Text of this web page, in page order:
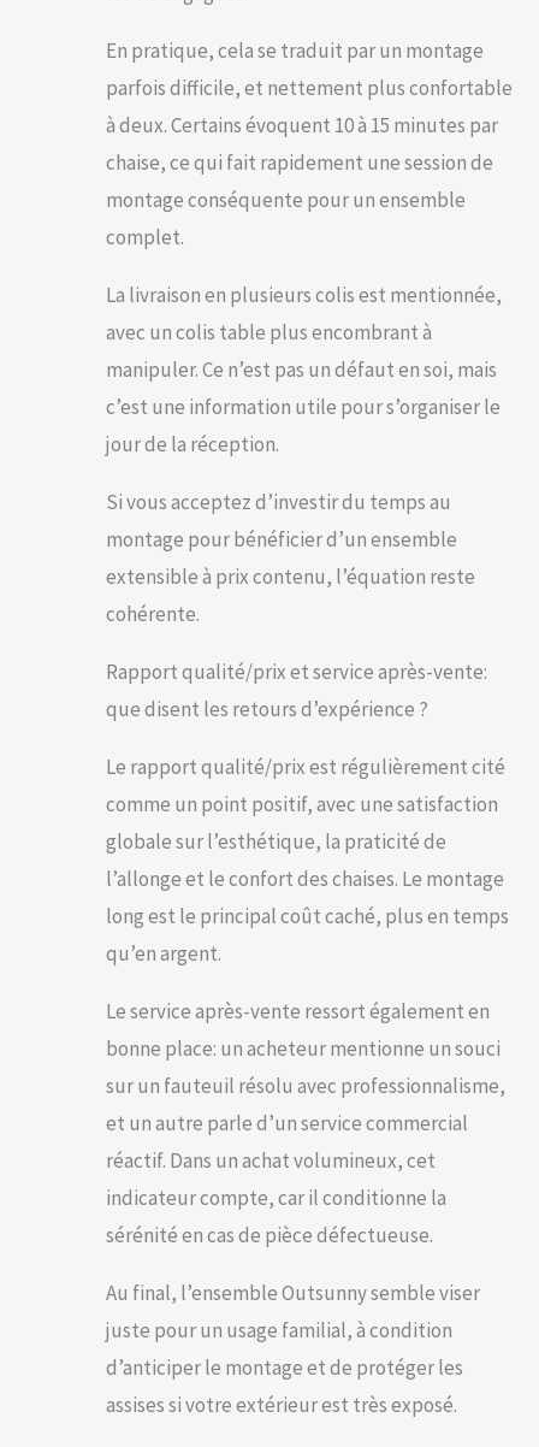
En pratique, cela se traduit par un montage
parfois difficile, et nettement plus confortable
à deux. Certains évoquent 10 à 15 minutes par
chaise, ce qui fait rapidement une session de
montage conséquente pour un ensemble
complet.
La livraison en plusieurs colis est mentionnée,
avec un colis table plus encombrant à
manipuler. Ce n’est pas un défaut en soi, mais
c’est une information utile pour s’organiser le
jour de la réception.
Si vous acceptez d’investir du temps au
montage pour bénéficier d’un ensemble
extensible à prix contenu, l’équation reste
cohérente.
Rapport qualité/prix et service après-vente:
que disent les retours d’expérience ?
Le rapport qualité/prix est régulièrement cité
comme un point positif, avec une satisfaction
globale sur l’esthétique, la praticité de
l’allonge et le confort des chaises. Le montage
long est le principal coût caché, plus en temps
qu’en argent.
Le service après-vente ressort également en
bonne place: un acheteur mentionne un souci
sur un fauteuil résolu avec professionnalisme,
et un autre parle d’un service commercial
réactif. Dans un achat volumineux, cet
indicateur compte, car il conditionne la
sérénité en cas de pièce défectueuse.
Au final, l’ensemble Outsunny semble viser
juste pour un usage familial, à condition
d’anticiper le montage et de protéger les
assises si votre extérieur est très exposé.